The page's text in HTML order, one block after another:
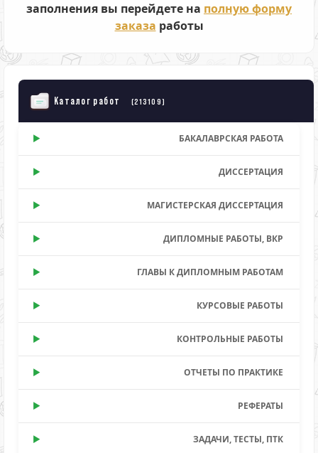
заполнения вы перейдете на полную форму
заказа работы
Каталог работ (213109)
БАКАЛАВРСКАЯ РАБОТА
ДИССЕРТАЦИЯ
МАГИСТЕРСКАЯ ДИССЕРТАЦИЯ
ДИПЛОМНЫЕ РАБОТЫ, ВКР
ГЛАВЫ К ДИПЛОМНЫМ РАБОТАМ
КУРСОВЫЕ РАБОТЫ
КОНТРОЛЬНЫЕ РАБОТЫ
ОТЧЕТЫ ПО ПРАКТИКЕ
РЕФЕРАТЫ
ЗАДАЧИ, ТЕСТЫ, ПТК